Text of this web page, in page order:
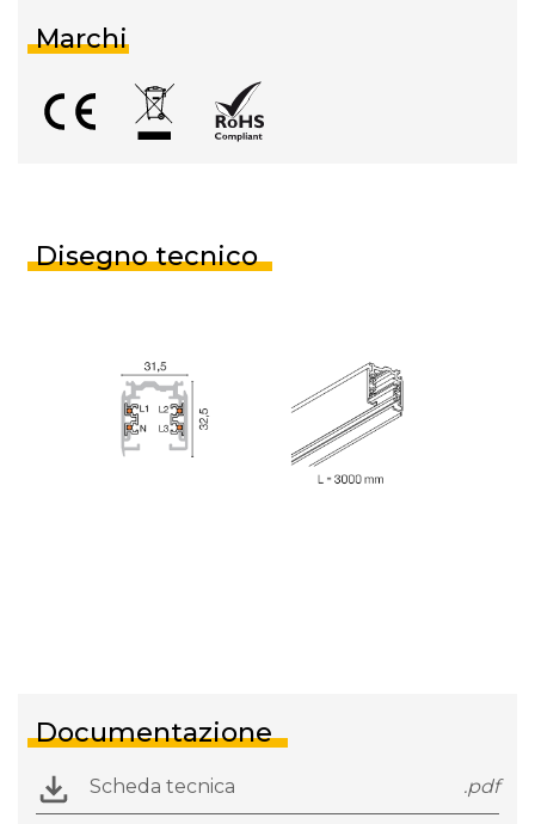
Marchi
Disegno tecnico
Documentazione
Scheda tecnica .pdf